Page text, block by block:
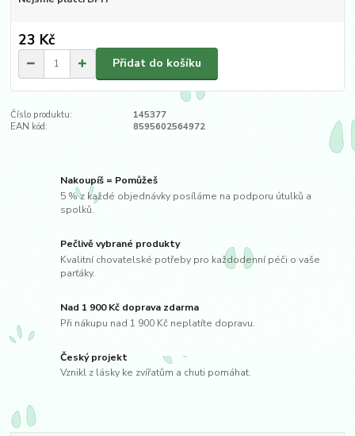
23 Kč
Přidat do košíku
Číslo produktu:
145377
EAN kód:
8595602564972
Nakoupíš = Pomůžeš
5 % z každé objednávky posíláme na podporu útulků a
spolků.
Pečlivě vybrané produkty
Kvalitní chovatelské potřeby pro každodenní péči o vaše
parťáky.
Nad 1 900 Kč doprava zdarma
Při nákupu nad 1 900 Kč neplatíte dopravu.
Český projekt
Vznikl z lásky ke zvířatům a chuti pomáhat.